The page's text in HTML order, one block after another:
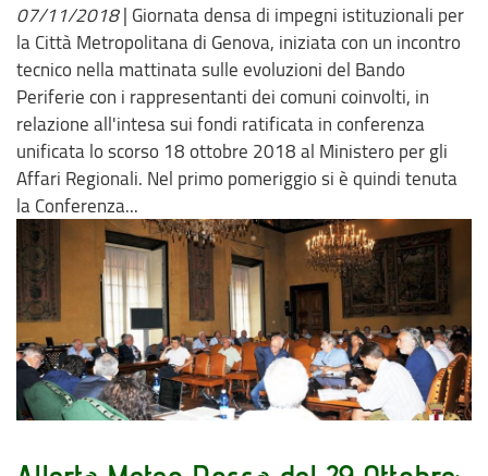
07/11/2018| Giornata densa di impegni istituzionali per
la Città Metropolitana di Genova, iniziata con un incontro
tecnico nella mattinata sulle evoluzioni del Bando
Periferie con i rappresentanti dei comuni coinvolti, in
relazione all'intesa sui fondi ratificata in conferenza
unificata lo scorso 18 ottobre 2018 al Ministero per gli
Affari Regionali. Nel primo pomeriggio si è quindi tenuta
la Conferenza...